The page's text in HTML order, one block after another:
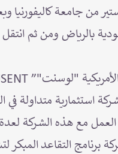
من جامعة كاليفورنيا
بالرياض ومن ثم انتقل
استثمارية متداولة
العمل مع هذه الشـركة
الشـركة برنامج